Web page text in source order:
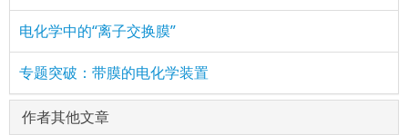
电化学中的“离子交换膜”
专题突破：带膜的电化学装置
作者其他文章